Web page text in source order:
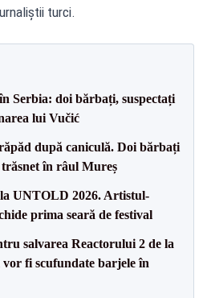
turci.
Serbia: doi bărbați, suspectați
lui Vučić
după caniculă. Doi bărbați
în râul Mureș
la UNTOLD 2026. Artistul-
prima seară de festival
salvarea Reactorului 2 de la
fi scufundate barjele în